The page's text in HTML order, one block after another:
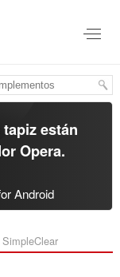
están
Opera.
Android
SimpleClear‎